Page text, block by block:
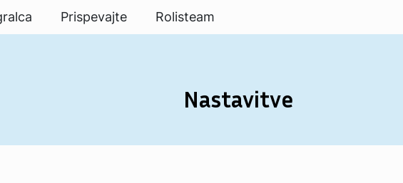
Prispevajte Rolisteam
Nastavitve